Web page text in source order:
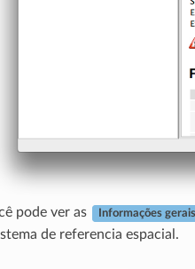
pode ver as Informações gerais
de referencia espacial.